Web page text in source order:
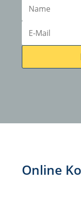
Online